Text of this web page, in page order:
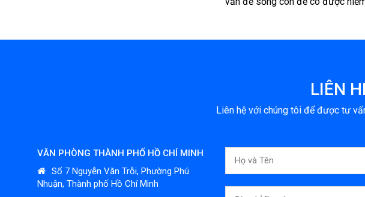
LIÊN
Liên hệ với chúng tôi để được tư
VĂN PHÒNG THÀNH PHỐ HỒ CHÍ MINH
Số 7 Nguyễn Văn Trỗi, Phường Phú
Nhuận, Thành phố Hồ Chí Minh